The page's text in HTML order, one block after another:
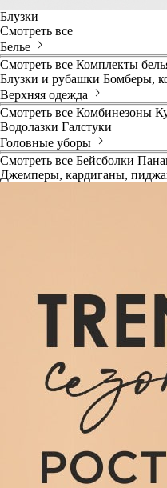
Блузки
Смотреть все
Белье
Смотреть все Комплекты
Блузки и рубашки Бомберы,
Верхняя одежда
Смотреть все Комбинезоны
Водолазки Галстуки
Головные уборы
Смотреть все Бейсболки
Джемперы, кардиганы,